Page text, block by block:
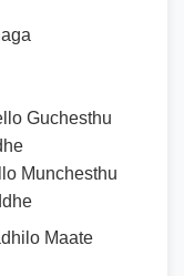
Guchesthu
Munchesthu
Maate